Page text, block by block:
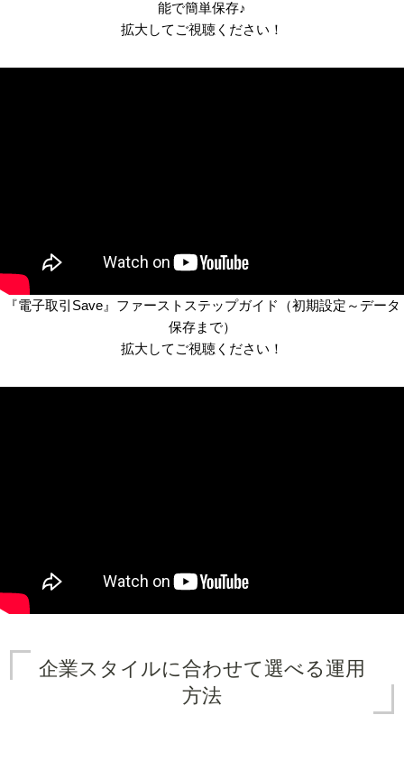
能で簡単保存♪
拡大してご視聴ください！
『電子取引Save』ファーストステップガイド（初期設定～データ
保存まで）
拡大してご視聴ください！
企業スタイルに合わせて選べる運用
方法